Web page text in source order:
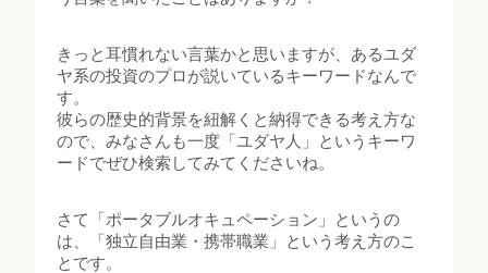
きっと耳慣れない言葉かと思いますが、あるユダ
ヤ系の投資のプロが説いているキーワードなんで
す。
彼らの歴史的背景を紐解くと納得できる考え方な
ので、みなさんも一度「ユダヤ人」というキーワ
ードでぜひ検索してみてくださいね。
さて「ポータブルオキュペーション」というの
は、「独立自由業・携帯職業」という考え方のこ
とです。